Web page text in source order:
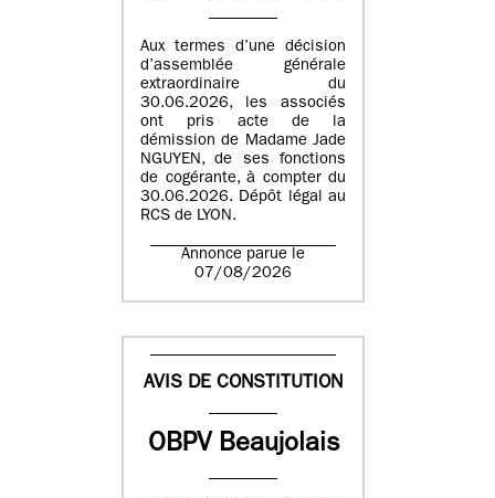
Aux termes d’une décision
d’assemblée générale
extraordinaire du
30.06.2026, les associés
ont pris acte de la
démission de Madame Jade
NGUYEN, de ses fonctions
de cogérante, à compter du
30.06.2026. Dépôt légal au
RCS de LYON.
Annonce parue le
07/08/2026
AVIS DE CONSTITUTION
OBPV Beaujolais